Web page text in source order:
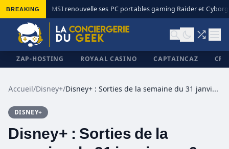
BREAKING MSI renouvelle ses PC portables gaming Raider et
ZAP-HOSTING ROYAAL CASINO CAPTAINCAZ
Accueil/Disney+/ Disney+ : Sorties de la semaine du 31 janvier au 6 février
DISNEY+
Disney+ : Sorties de la